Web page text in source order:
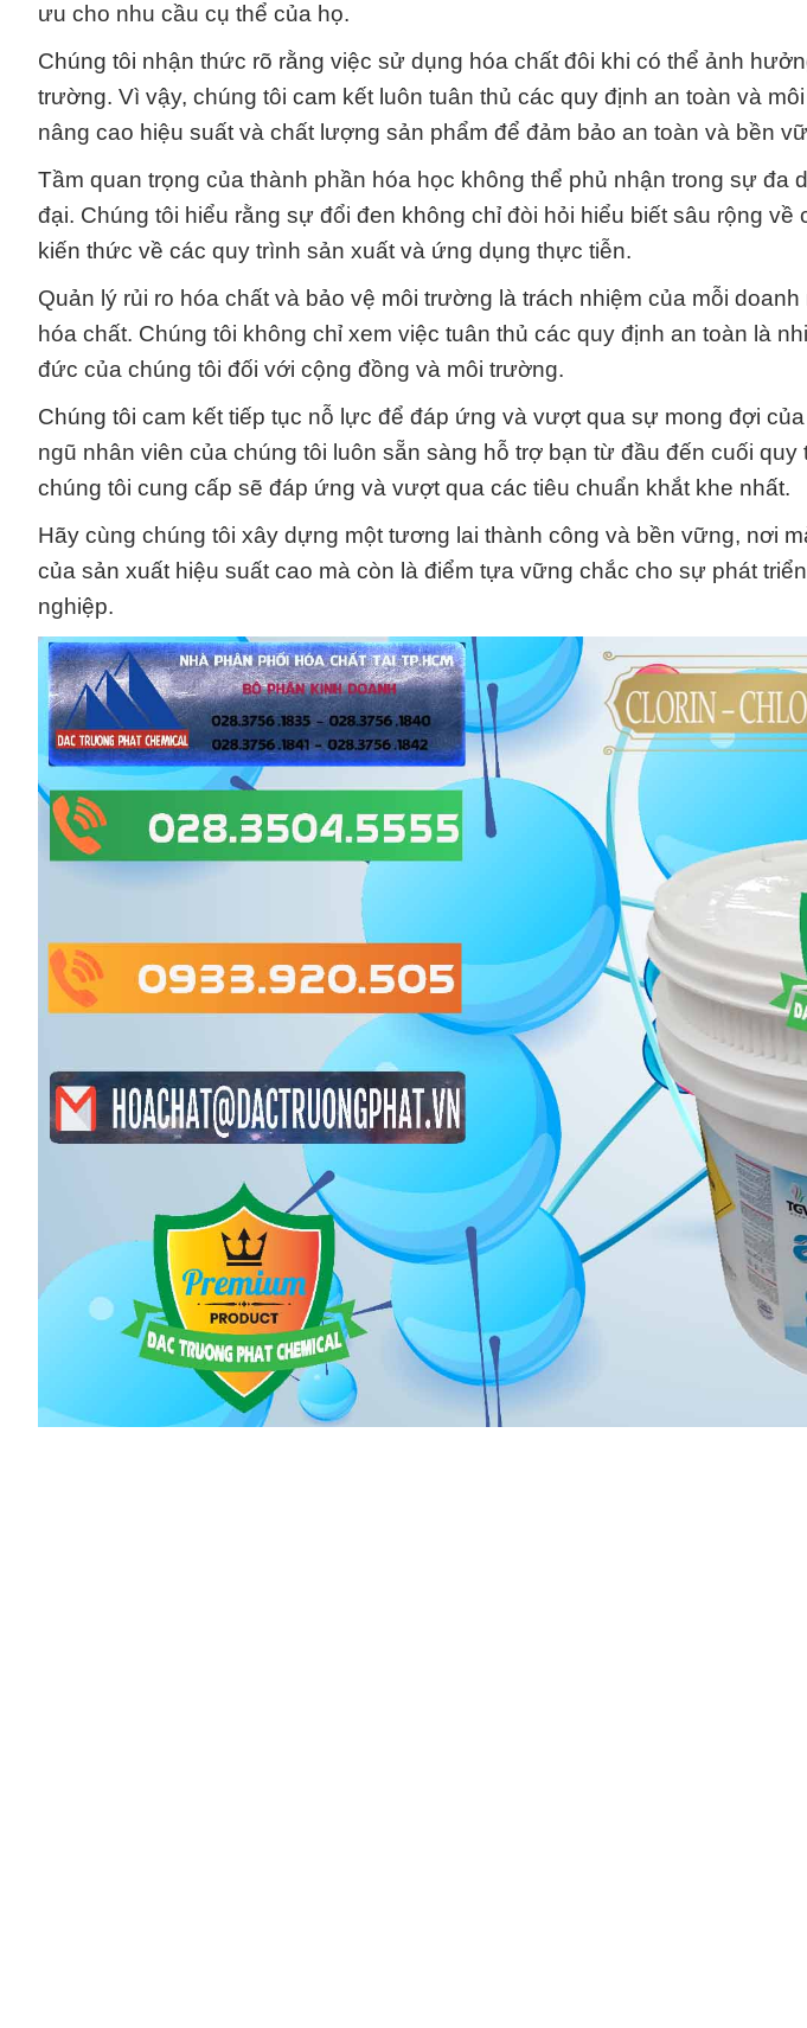
ưu cho nhu cầu cụ thể của họ.
Chúng tôi nhận thức rõ rằng việc sử dụng hóa chất đôi khi có thể ảnh
trường. Vì vậy, chúng tôi cam kết luôn tuân thủ các quy định an toàn và
nâng cao hiệu suất và chất lượng sản phẩm để đảm bảo an toàn và bền
Tầm quan trọng của thành phần hóa học không thể phủ nhận trong sự đa
đại. Chúng tôi hiểu rằng sự đổi đen không chỉ đòi hỏi hiểu biết sâu rộng
kiến thức về các quy trình sản xuất và ứng dụng thực tiễn.
Quản lý rủi ro hóa chất và bảo vệ môi trường là trách nhiệm của mỗi
hóa chất. Chúng tôi không chỉ xem việc tuân thủ các quy định an toàn là
đức của chúng tôi đối với cộng đồng và môi trường.
Chúng tôi cam kết tiếp tục nỗ lực để đáp ứng và vượt qua sự mong đợi
ngũ nhân viên của chúng tôi luôn sẵn sàng hỗ trợ bạn từ đầu đến cuối
chúng tôi cung cấp sẽ đáp ứng và vượt qua các tiêu chuẩn khắt khe nhất.
Hãy cùng chúng tôi xây dựng một tương lai thành công và bền vững, nơi
của sản xuất hiệu suất cao mà còn là điểm tựa vững chắc cho sự phát
nghiệp.